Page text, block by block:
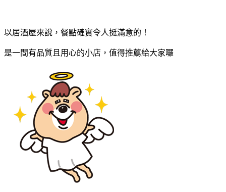
以居酒屋來說，餐點確實令人挺滿意的！
是一間有品質且用心的小店，值得推薦給大家囉